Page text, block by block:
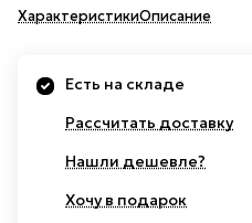
ХарактеристикиОписание
Есть на складе
Рассчитать доставку
Нашли дешевле?
Хочу в подарок